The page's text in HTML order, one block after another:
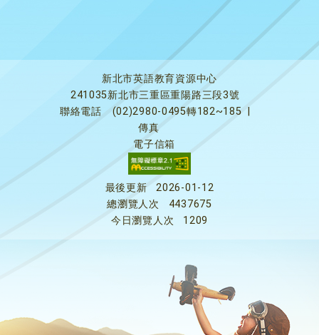
新北市英語教育資源中心
241035新北市三重區重陽路三段3號
聯絡電話
(02)2980-0495轉182~185
傳真
電子信箱
最後更新
2026-01-12
總瀏覽人次
4437675
今日瀏覽人次
1209